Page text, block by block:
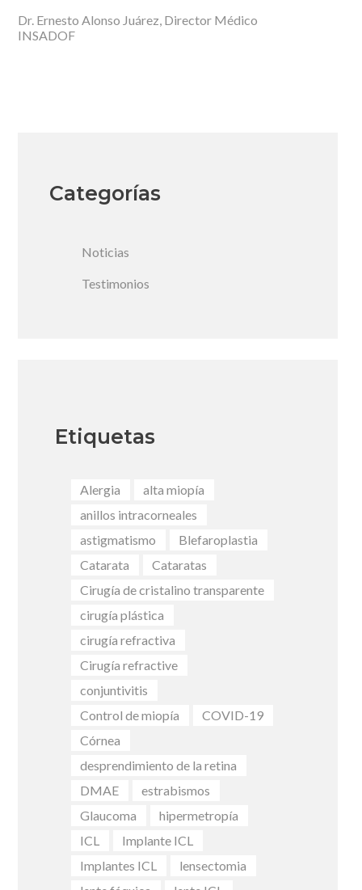
Dr. Ernesto Alonso Juárez, Director Médico
INSADOF
Categorías
Noticias
Testimonios
Etiquetas
Alergia
alta miopía
anillos intracorneales
astigmatismo
Blefaroplastia
Catarata
Cataratas
Cirugía de cristalino transparente
cirugía plástica
cirugía refractiva
Cirugía refractive
conjuntivitis
Control de miopía
COVID-19
Córnea
desprendimiento de la retina
DMAE
estrabismos
Glaucoma
hipermetropía
ICL
Implante ICL
Implantes ICL
lensectomia